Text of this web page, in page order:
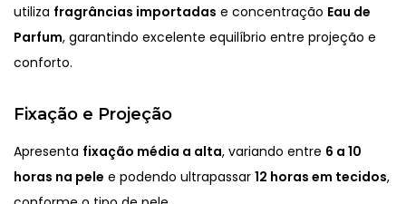
utiliza fragrâncias importadas e concentração Eau de
Parfum, garantindo excelente equilíbrio entre projeção e
conforto.
Fixação e Projeção
Apresenta fixação média a alta, variando entre 6 a 10
horas na pele e podendo ultrapassar 12 horas em tecidos,